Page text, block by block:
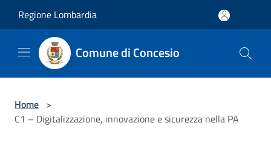
Regione Lombardia
Comune di Concesio
Home >
C1 – Digitalizzazione, innovazione e sicurezza nella PA